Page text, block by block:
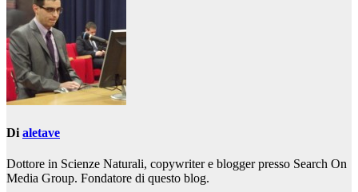
Di aletave
Dottore in Scienze Naturali, copywriter e blogger presso Search On
Media Group. Fondatore di questo blog.